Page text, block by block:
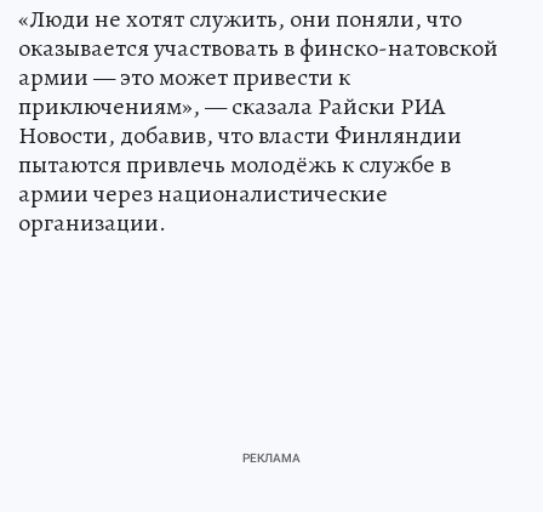
«Люди не хотят служить, они поняли, что
оказывается участвовать в финско-натовской
армии — это может привести к
приключениям», — сказала Райски РИА
Новости, добавив, что власти Финляндии
пытаются привлечь молодёжь к службе в
армии через националистические
организации.